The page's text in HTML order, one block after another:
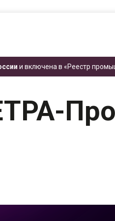
и включена в «Реестр
"ЧЕТРА-